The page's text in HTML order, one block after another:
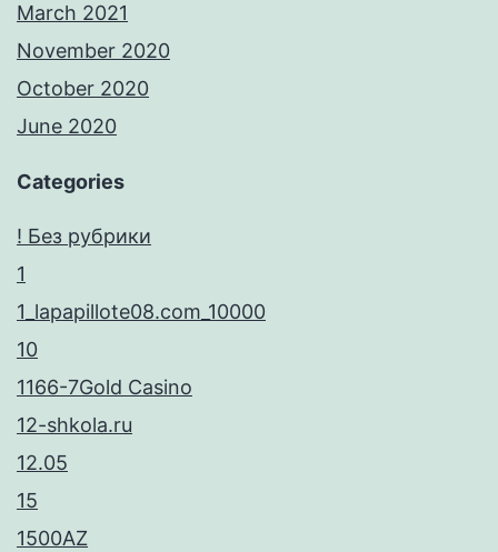
March 2021
November 2020
October 2020
June 2020
Categories
! Без рубрики
1
1_lapapillote08.com_10000
10
1166-7Gold Casino
12-shkola.ru
12.05
15
1500AZ